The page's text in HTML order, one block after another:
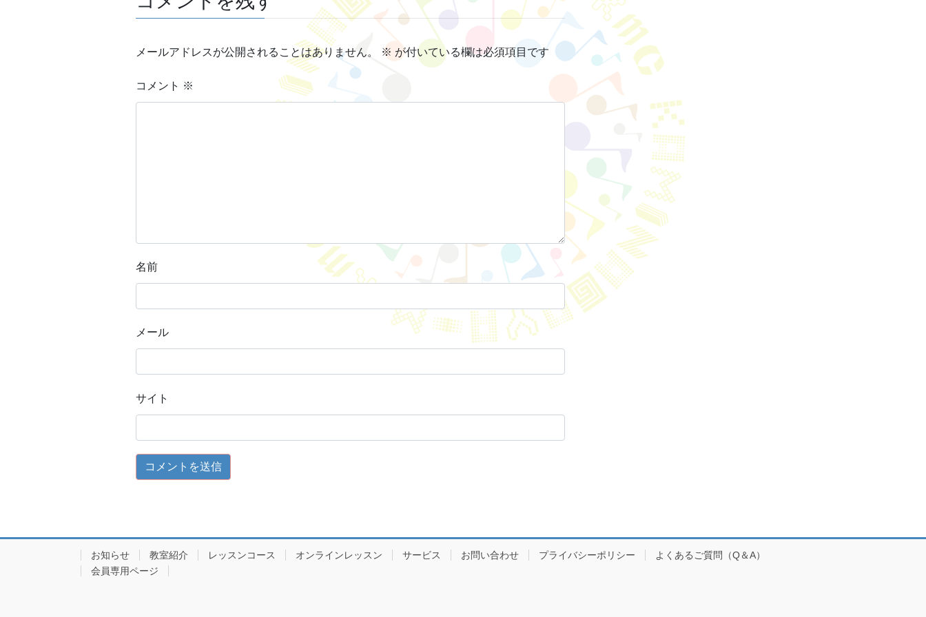
メールアドレスが公開されることはありません。 ※ が付いている欄は必須項目です
コメント ※
名前
メール
サイト
お知らせ 教室紹介 レッスンコース オンラインレッスン サービス お問い合わせ プライバシーポリシー
よくあるご質問（Q＆A）
会員専用ページ